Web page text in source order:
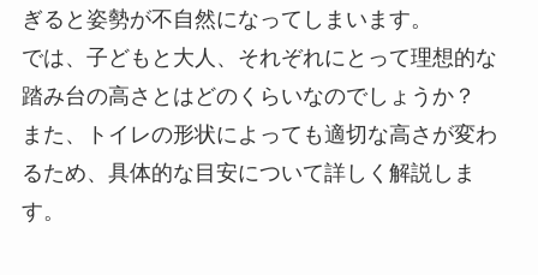
ぎると姿勢が不自然になってしまいます。
では、子どもと大人、それぞれにとって理想的な
踏み台の高さとはどのくらいなのでしょうか？
また、トイレの形状によっても適切な高さが変わ
るため、具体的な目安について詳しく解説しま
す。